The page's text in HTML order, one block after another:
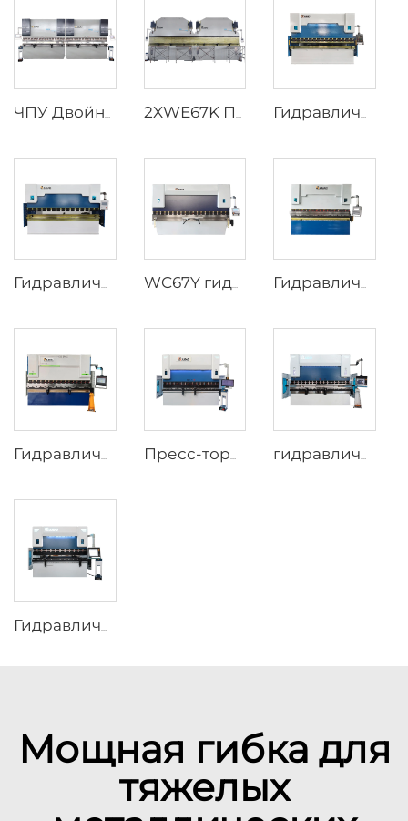
Гидравлические пресс-тормоза WC67Y с контроллером T8 CNC WC67Y гидравлический пресс-тормоз с CNC контроллером E300 Гидравлические пресс-тормоза с ЧПУ и контроллером ESA S630
Мощная гибка для
тяжелых